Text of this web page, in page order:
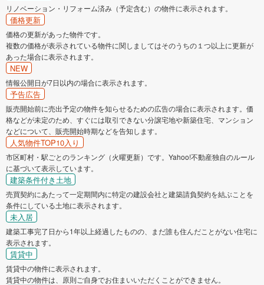
リノベーション・リフォーム済み（予定含む）の物件に表示されます。
価格更新
価格の更新があった物件です。
複数の価格が表示されている物件に関しましてはそのうちの１つ以上に更新が
あった場合に表示されます。
NEW
情報公開日が7日以内の場合に表示されます。
予告広告
販売開始前に売出予定の物件を知らせるための広告の場合に表示されます。価
格などが未定のため、すぐには取引できない分譲宅地や新築住宅、マンション
などについて、販売開始時期などを告知します。
人気物件TOP10入り
市区町村・駅ごとのランキング（火曜更新）です。Yahoo!不動産独自のルール
に基づいて表示しています。
建築条件付き土地
売買契約にあたって一定期間内に特定の建設会社と建築請負契約を結ぶことを
条件にしている土地に表示されます。
未入居
建築工事完了日から1年以上経過したものの、まだ誰も住んだことがない住宅に
表示されます。
賃貸中
賃貸中の物件に表示されます。
賃貸中の物件は、原則ご自身でお住まいいただくことができません。